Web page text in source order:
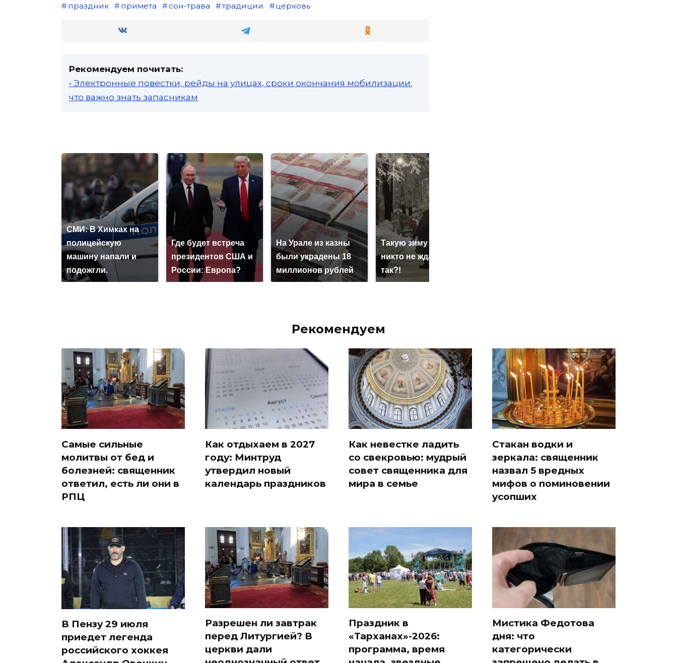
праздник
примета сон-трава традиции церковь
Рекомендуем почитать:
• Электронные повестки, рейды на улицах, сроки окончания мобилизации:
что важно знать запасникам
СМИ: В Химках на
полицейскую
машину напали и
подожгли.
Где будет встреча
президентов США и
России: Европа?
На Урале из казны
были украдены 18
миллионов рублей
Такую зиму в России
никто не ждал: как
так?!
Рекомендуем
Самые сильные
молитвы от бед и
болезней: священник
ответил, есть ли они в
РПЦ
Как отдыхаем в 2027
году: Минтруд
утвердил новый
календарь праздников
Как невестке ладить
со свекровью: мудрый
совет священника для
мира в семье
Стакан водки и
зеркала: священник
назвал 5 вредных
мифов о поминовении
усопших
В Пензу 29 июля
приедет легенда
российского хоккея
Разрешен ли завтрак
перед Литургией? В
церкви дали
Праздник в
«Тарханах»-2026:
программа, время
Мистика Федотова
дня: что
категорически